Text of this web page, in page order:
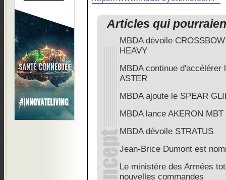
Articles qui
MBDA dévoile
HEAVY
MBDA continue
ASTER
MBDA ajoute le SPEAR
MBDA lance AKERON MBT
MBDA dévoile STRATUS
Jean-Brice Dumont est
Le ministère des Armées
nouvelles commandes